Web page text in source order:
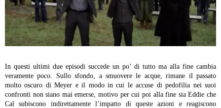
In questi ultimi due episodi succede un po’ di tutto ma alla fine cambia
veramente poco. Sullo sfondo, a smuovere le acque, rimane il passato
molto oscuro di Meyer e il modo in cui le accuse di pedofilia nei suoi
confronti non siano mai emerse, motivo per cui poi alla fine sia Eddie che
Cal subiscono indirettamente l’impatto di queste azioni e reagiscono